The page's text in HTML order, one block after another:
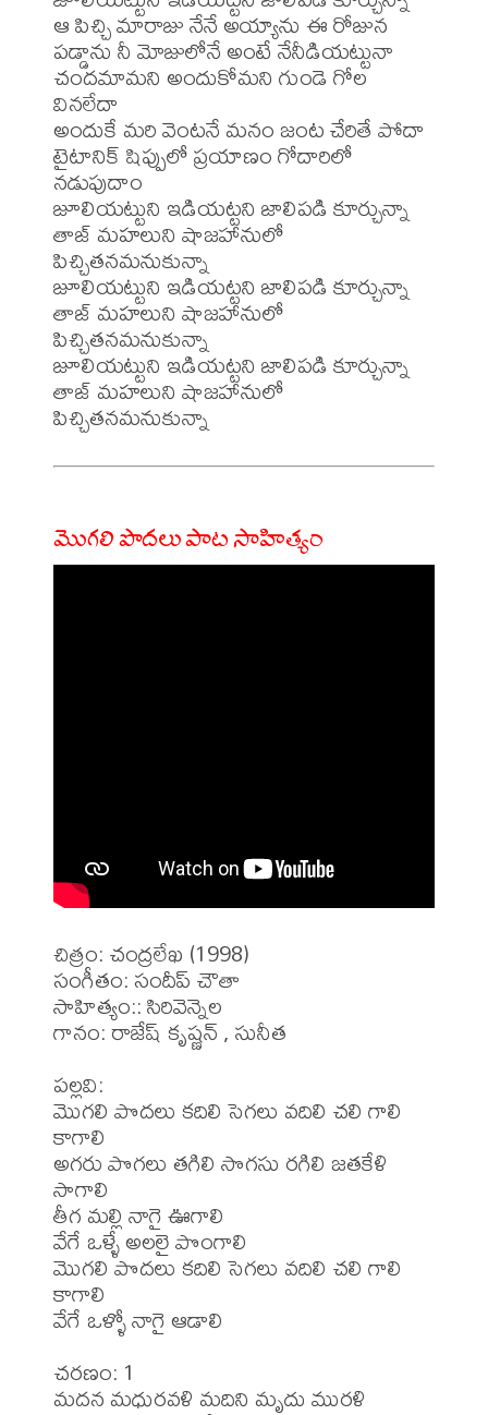
ఆ పిచ్చి మారాజు నేనే అయ్యాను ఈ రోజున
పడ్డాను నీ మోజులోనే అంటే నేనీడియట్టునా
చందమామని అందుకోమని గుండె గోల
వినలేదా
అందుకే మరి వెంటనే మనం జంట చేరితే పోదా
టైటానిక్ షిప్పులో ప్రయాణం గోదారిలో
నడుపుదాం
జూలియట్టుని ఇడియట్టని జాలిపడి కూర్చున్నా
తాజ్ మహలుని షాజహానులో
పిచ్చితనమనుకున్నా
జూలియట్టుని ఇడియట్టని జాలిపడి కూర్చున్నా
తాజ్ మహలుని షాజహానులో
పిచ్చితనమనుకున్నా
జూలియట్టుని ఇడియట్టని జాలిపడి కూర్చున్నా
తాజ్ మహలుని షాజహానులో
మొగలి పొదలు పాట సాహిత్యం
చిత్రం: చంద్రలేఖ (1998)
సంగీతం: సందీప్ చౌతా
సాహిత్యం:: సిరివెన్నెల
గానం: రాజేష్ కృష్ణన్ , సునీత
పల్లవి:
మొగలి పొదలు కదిలి సెగలు వదిలి చలి గాలి
కాగాలి
అగరు పొగలు తగిలి సొగసు రగిలి జతకేళి
సాగాలి
తీగ మల్లి నాగై ఊగాలి
వేగే ఒళ్ళే అలలై పొంగాలి
మొగలి పొదలు కదిలి సెగలు వదిలి చలి గాలి
కాగాలి
వేగే ఒళ్ళో నాగై ఆడాలి
చరణం: 1
మదన మధురవళి మదిని మృదు మురళి